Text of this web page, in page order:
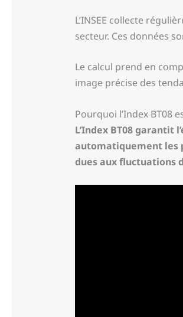
L’INSEE collecte
secteur. Ces données
Le calcul prend en
image précise des
Pourquoi l’Index BT08
L’Index BT08 garantit
automatiquement les
dues aux fluctuations